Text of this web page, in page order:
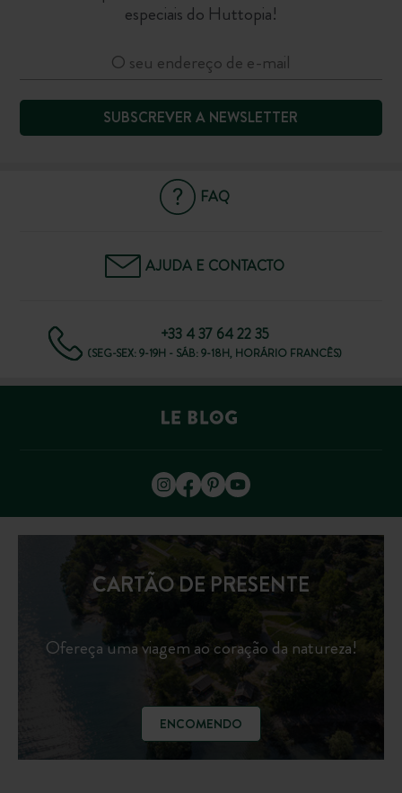
especiais do Huttopia!
SUBSCREVER A NEWSLETTER
FAQ
AJUDA E CONTACTO
+33 4 37 64 22 35
(SEG-SEX: 9-19H - SÁB: 9-18H, HORÁRIO FRANCÊS)
CARTÃO DE PRESENTE
Ofereça uma viagem ao coração da natureza!
ENCOMENDO